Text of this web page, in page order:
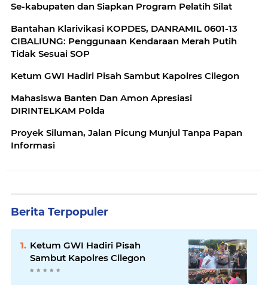
Se-kabupaten dan Siapkan Program Pelatih Silat
Bantahan Klarivikasi KOPDES, DANRAMIL 0601-13
CIBALIUNG: Penggunaan Kendaraan Merah Putih
Tidak Sesuai SOP
Ketum GWI Hadiri Pisah Sambut Kapolres Cilegon
Mahasiswa Banten Dan Amon Apresiasi
DIRINTELKAM Polda
Proyek Siluman, Jalan Picung Munjul Tanpa Papan
Informasi
Berita Terpopuler
Ketum GWI Hadiri Pisah
Sambut Kapolres Cilegon